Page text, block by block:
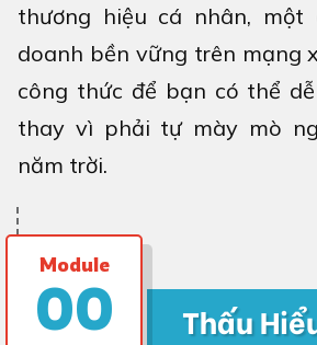
thương hiệu cá nhân, một
doanh bền vững trên mạng
công thức để bạn có thể
thay vì phải tự mày mò
năm trời.
Module
00 Thấu